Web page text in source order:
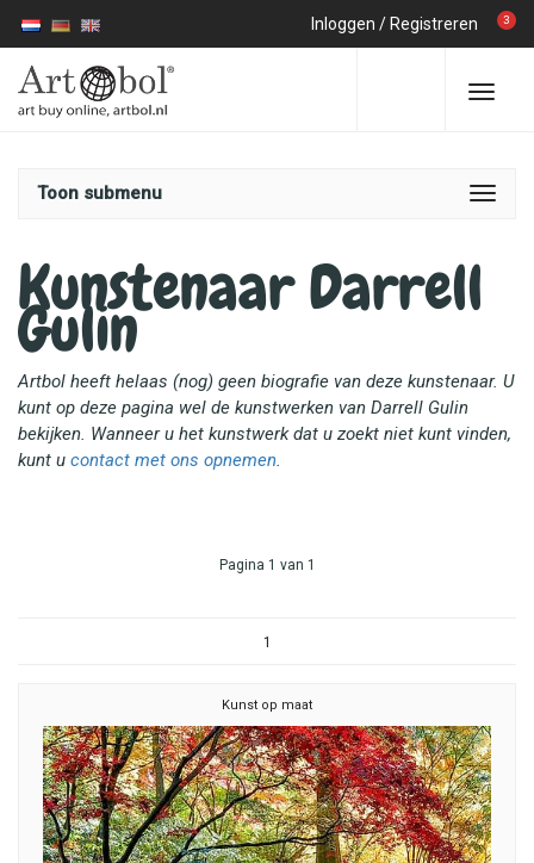
Inloggen / Registreren 3
Toon submenu
Kunstenaar Darrell
Gulin
Artbol heeft helaas (nog) geen biografie van deze kunstenaar. U
kunt op deze pagina wel de kunstwerken van Darrell Gulin
bekijken. Wanneer u het kunstwerk dat u zoekt niet kunt vinden,
kunt u contact met ons opnemen.
Pagina 1 van 1
1
Kunst op maat